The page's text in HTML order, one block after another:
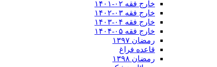
خارج فقه ۰۲-۱۴۰۱
خارج فقه ۰۳-۱۴۰۲
خارج فقه ۰۴-۱۴۰۳
خارج فقه ۰۵-۱۴۰۴
رمضان ۱۳۹۷
قاعده فراغ
رمضان ۱۳۹۸